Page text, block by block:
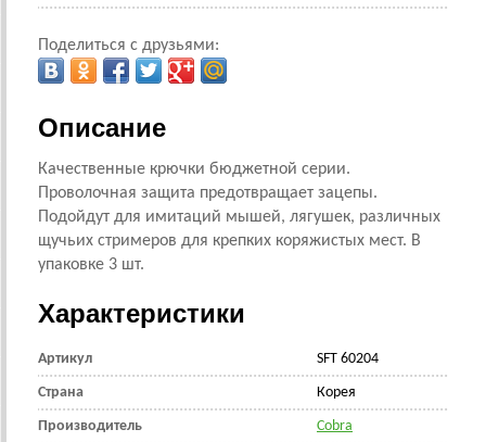
Поделиться с друзьями:
Описание
Качественные крючки бюджетной серии.
Проволочная защита предотвращает зацепы.
Подойдут для имитаций мышей, лягушек, различных
щучьих стримеров для крепких коряжистых мест. В
упаковке 3 шт.
Характеристики
Артикул SFT 60204
Страна Корея
Производитель Cobra